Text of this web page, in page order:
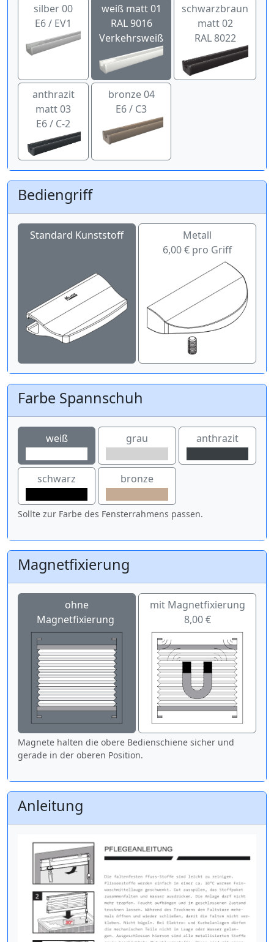
silber 00
E6 / EV1
weiß matt 01
RAL 9016
Verkehrsweiß
schwarzbraun
matt 02
RAL 8022
anthrazit
matt 03
E6 / C-2
bronze 04
E6 / C3
Bediengriff
Standard Kunststoff
Metall
6,00 € pro Griff
Farbe Spannschuh
weiß grau anthrazit
schwarz bronze
Sollte zur Farbe des Fensterrahmens passen.
Magnetfixierung
ohne
Magnetfixierung
mit Magnetfixierung
8,00 €
Magnete halten die obere Bedienschiene sicher und
gerade in der oberen Position.
Anleitung